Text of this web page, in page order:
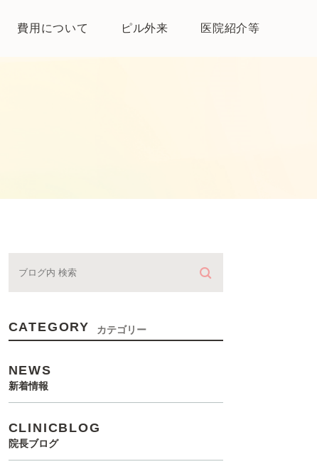
費用について ピル外来 医院紹介等
CATEGORY カテゴリー
NEWS
新着情報
CLINICBLOG
院長ブログ